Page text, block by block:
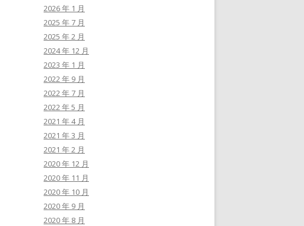
2026 年 1 月
2025 年 7 月
2025 年 2 月
2024 年 12 月
2023 年 1 月
2022 年 9 月
2022 年 7 月
2022 年 5 月
2021 年 4 月
2021 年 3 月
2021 年 2 月
2020 年 12 月
2020 年 11 月
2020 年 10 月
2020 年 9 月
2020 年 8 月